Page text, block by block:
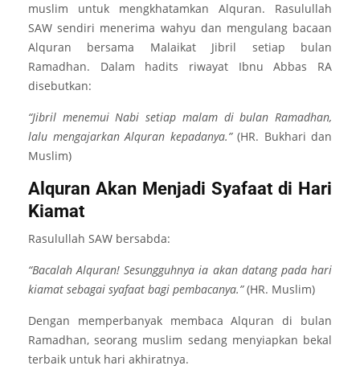
muslim untuk mengkhatamkan Alquran. Rasulullah
SAW sendiri menerima wahyu dan mengulang bacaan
Alquran bersama Malaikat Jibril setiap bulan
Ramadhan. Dalam hadits riwayat Ibnu Abbas RA
disebutkan:
“Jibril menemui Nabi setiap malam di bulan Ramadhan,
lalu mengajarkan Alquran kepadanya.”(HR. Bukhari dan
Muslim)
Alquran Akan Menjadi Syafaat di Hari
Kiamat
Rasulullah SAW bersabda:
“Bacalah Alquran! Sesungguhnya ia akan datang pada hari
kiamat sebagai syafaat bagi pembacanya.”(HR. Muslim)
Dengan memperbanyak membaca Alquran di bulan
Ramadhan, seorang muslim sedang menyiapkan bekal
terbaik untuk hari akhiratnya.